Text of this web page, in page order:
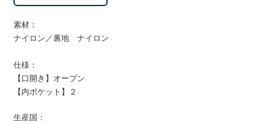
素材：
ナイロン／裏地 ナイロン
仕様：
【口開き】オープン
【内ポケット】２
生産国：